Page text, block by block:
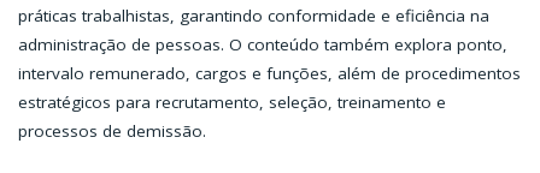
práticas trabalhistas, garantindo conformidade e eficiência na
administração de pessoas. O conteúdo também explora ponto,
intervalo remunerado, cargos e funções, além de procedimentos
estratégicos para recrutamento, seleção, treinamento e
processos de demissão.